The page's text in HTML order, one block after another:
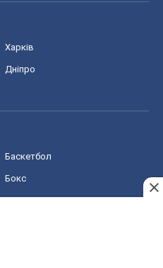
Харків
Дніпро
Баскетбол
Бокс